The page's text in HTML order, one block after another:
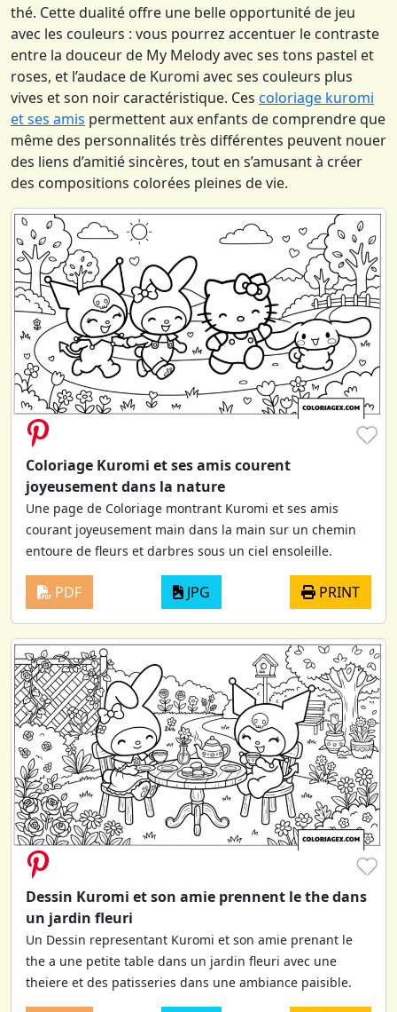
thé. Cette dualité offre une belle opportunité de jeu
avec les couleurs : vous pourrez accentuer le contraste
entre la douceur de My Melody avec ses tons pastel et
roses, et l’audace de Kuromi avec ses couleurs plus
vives et son noir caractéristique. Ces coloriage kuromi
et ses amis permettent aux enfants de comprendre que
même des personnalités très différentes peuvent nouer
des liens d’amitié sincères, tout en s’amusant à créer
des compositions colorées pleines de vie.
♥
Coloriage Kuromi et ses amis courent
joyeusement dans la nature
Une page de Coloriage montrant Kuromi et ses amis
courant joyeusement main dans la main sur un chemin
entoure de fleurs et darbres sous un ciel ensoleille.
PDF JPG PRINT
♥
Dessin Kuromi et son amie prennent le the dans
un jardin fleuri
Un Dessin representant Kuromi et son amie prenant le
the a une petite table dans un jardin fleuri avec une
theiere et des patisseries dans une ambiance paisible.